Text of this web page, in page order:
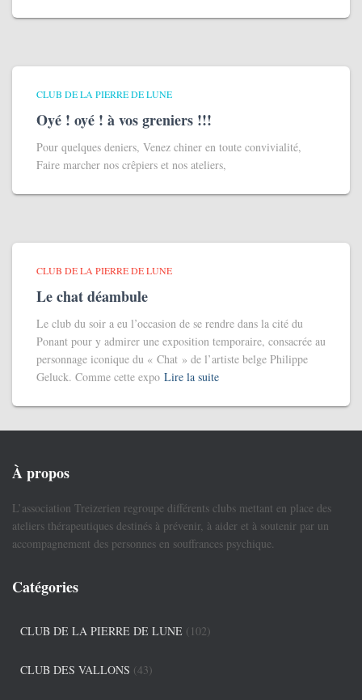
CLUB DE LA PIERRE DE LUNE
Oyé ! oyé ! à vos greniers !!!
Pour quelques deniers, Venez chiner en toute convivialité,
Faire marcher nos crêpiers et nos ateliers,
CLUB DE LA PIERRE DE LUNE
Le chat déambule
Le club du soir a eu l’occasion de se rendre dans la cité du
Ponant pour y admirer une exposition temporaire, consacrée au
personnage iconique du « Chat » de l’artiste belge Philippe
Geluck. Comme cette expo Lire la suite
À propos
L’association Treizerien regroupe différents clubs mettant en place des
ateliers thérapeutiques destinés à prévenir, à aider et à soutenir par un
accompagnement des personnes en souffrances psychique.
Catégories
CLUB DE LA PIERRE DE LUNE (102)
CLUB DES VALLONS (43)